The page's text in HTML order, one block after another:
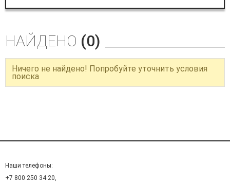
НАЙДЕНО (0)
Ничего не найдено! Попробуйте уточнить условия
поиска
Наши телефоны:
+7 800 250 34 20,